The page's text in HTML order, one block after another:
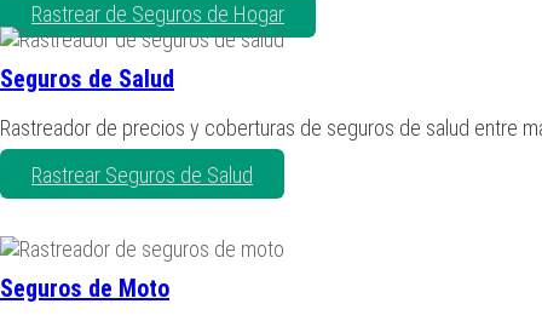
Rastrear de Seguros de Hogar
Seguros de Salud
Rastreador de precios y coberturas de seguros de salud entre
Rastrear Seguros de Salud
Seguros de Moto